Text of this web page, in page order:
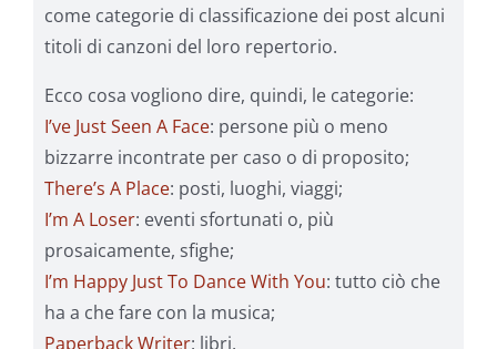
come categorie di classificazione dei post alcuni
titoli di canzoni del loro repertorio.
Ecco cosa vogliono dire, quindi, le categorie:
I’ve Just Seen A Face: persone più o meno
bizzarre incontrate per caso o di proposito;
There’s A Place: posti, luoghi, viaggi;
I’m A Loser: eventi sfortunati o, più
prosaicamente, sfighe;
I’m Happy Just To Dance With You: tutto ciò che
ha a che fare con la musica;
Paperback Writer: libri,